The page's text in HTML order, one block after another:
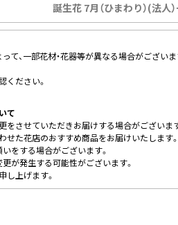
誕生花 7月（ひまわり）(法人
て、一部花材・花器等が異なる場合がございま
ください。
て
をさせていただきお届けする場合がございま
た花店のおすすめ商品をお届けいたします。
をする場合がございます。
が発生する可能性がございます。
し上げます。